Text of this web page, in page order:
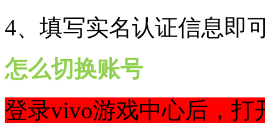
4、填写实名认证信息即
怎么切换账号
登录vivo游戏中心后，打